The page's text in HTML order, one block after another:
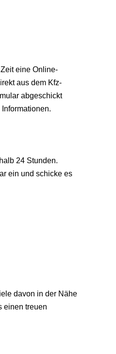
eine Online-
aus dem Kfz-
abgeschickt
24 Stunden.
ein und schicke es
davon in der Nähe
einen treuen